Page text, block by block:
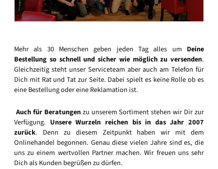
Mehr als 30 Menschen geben jeden Tag alles um Deine
Bestellung so schnell und sicher wie möglich zu versenden.
Gleichzeitig steht unser Serviceteam aber auch am Telefon für
Dich mit Rat und Tat zur Seite. Dabei spielt es keine Rolle ob es
eine Bestellung oder eine Reklamation ist.
Auch für Beratungenzu unserem Sortiment stehen wir Dir zur
Verfügung. Unsere Wurzeln reichen bis in das Jahr 2007
zurück. Denn zu diesem Zeitpunkt haben wir mit dem
Onlinehandel begonnen. Genau diese vielen Jahre sind es, die
uns zu einem wertvollen Partner machen. Wir freuen uns sehr
Dich als Kunden begrüßen zu dürfen.